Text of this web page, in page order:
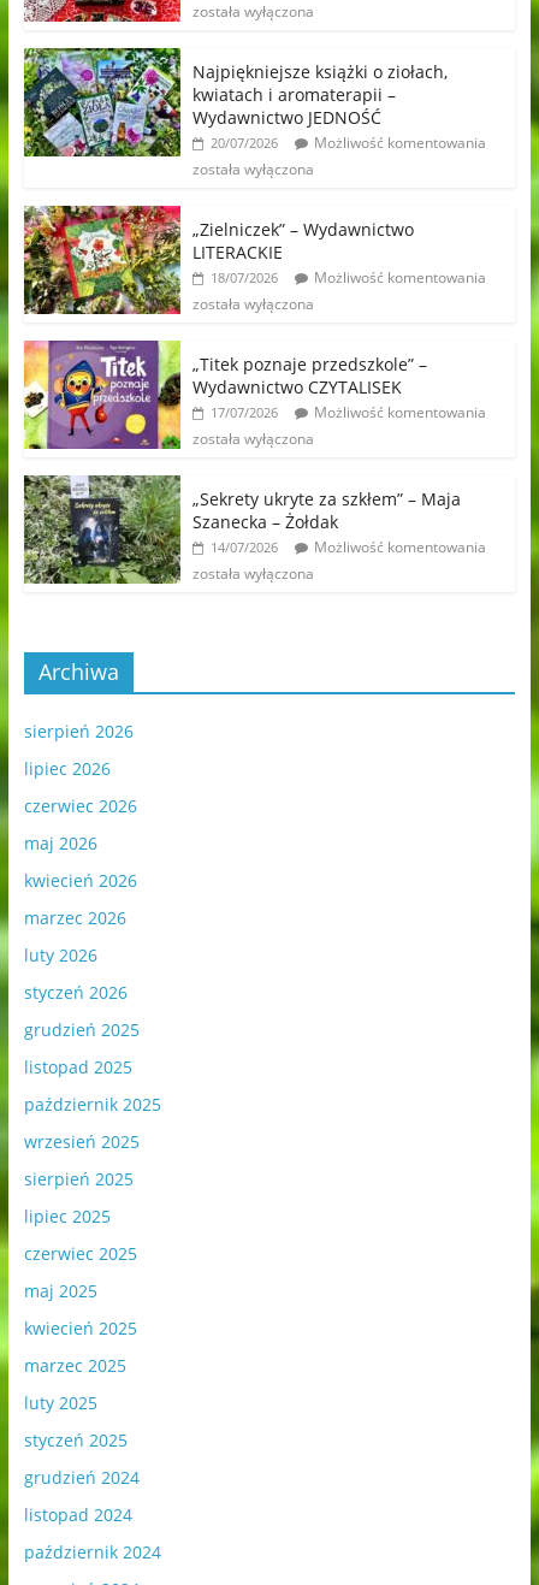
została wyłączona
Najpiękniejsze książki o ziołach,
kwiatach i aromaterapii –
Wydawnictwo JEDNOŚĆ
20/07/2026
Możliwość komentowania
została wyłączona
„Zielniczek” – Wydawnictwo
LITERACKIE
18/07/2026
Możliwość komentowania
została wyłączona
„Titek poznaje przedszkole” –
Wydawnictwo CZYTALISEK
17/07/2026
Możliwość komentowania
została wyłączona
„Sekrety ukryte za szkłem” – Maja
Szanecka – Żołdak
14/07/2026
Możliwość komentowania
została wyłączona
Archiwa
sierpień 2026
lipiec 2026
czerwiec 2026
maj 2026
kwiecień 2026
marzec 2026
luty 2026
styczeń 2026
grudzień 2025
listopad 2025
październik 2025
wrzesień 2025
sierpień 2025
lipiec 2025
czerwiec 2025
maj 2025
kwiecień 2025
marzec 2025
luty 2025
styczeń 2025
grudzień 2024
listopad 2024
październik 2024